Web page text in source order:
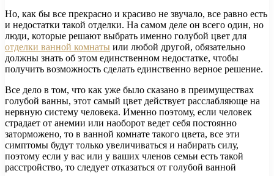
Но, как бы все прекрасно и красиво не звучало, все равно есть
и недостатки такой отделки. На самом деле он всего один, но
люди, которые решают выбрать именно голубой цвет для
отделки ванной комнаты или любой другой, обязательно
должны знать об этом единственном недостатке, чтобы
получить возможность сделать единственно верное решение.
Все дело в том, что как уже было сказано в преимуществах
голубой ванны, этот самый цвет действует расслабляюще на
нервную систему человека. Именно поэтому, если человек
страдает от анемии или наоборот ведет себя постоянно
заторможено, то в ванной комнате такого цвета, все эти
симптомы будут только увеличиваться и набирать силу,
поэтому если у вас или у ваших членов семьи есть такой
расстройство, то следует отказаться от голубой ванной